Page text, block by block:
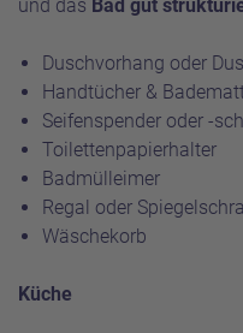
und das Bad gut
Duschvorhang oder
Handtücher &
Seifenspender oder -
Toilettenpapierhalter
Badmülleimer
Regal oder
Wäschekorb
Küche